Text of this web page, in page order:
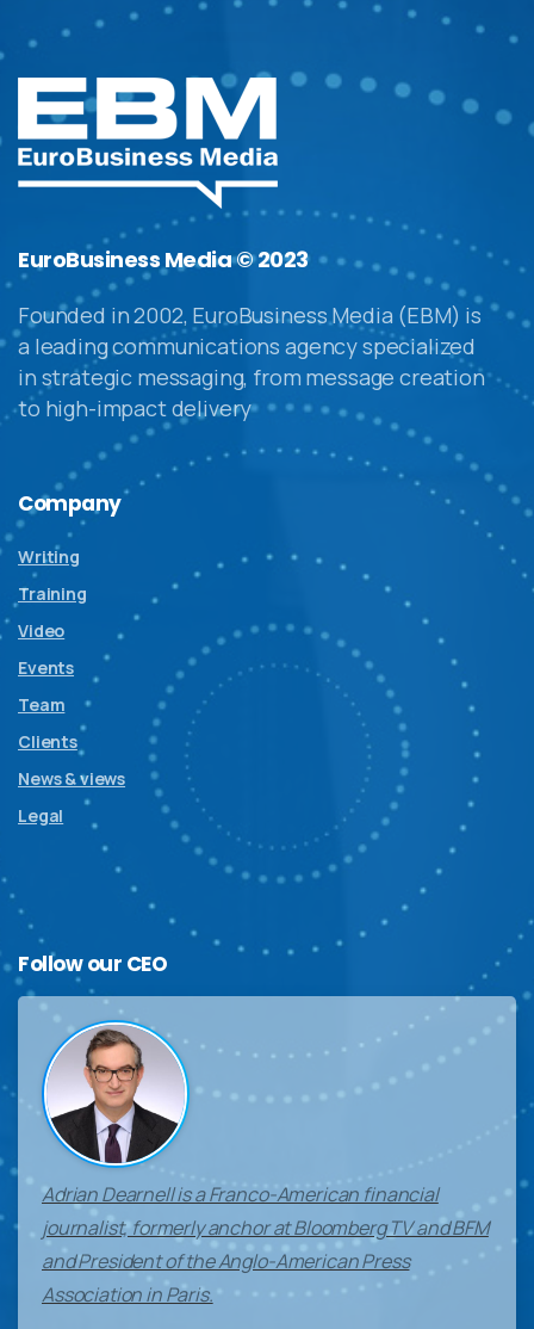
EuroBusiness Media © 2023
Founded in 2002, EuroBusiness Media (EBM) is
a leading communications agency specialized
in strategic messaging, from message creation
to high-impact delivery
Company
Writing
Training
Video
Events
Team
Clients
News & views
Legal
Follow our CEO
Adrian Dearnell is a Franco-American financial
journalist, formerly anchor at Bloomberg TV and BFM
and President of the Anglo-American Press
Association in Paris.